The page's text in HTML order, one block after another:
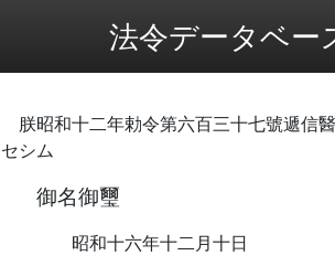
法令データベー
朕昭和十二年勅令第六百三十七號遞信
セシム
御名御璽
昭和十六年十二月十日